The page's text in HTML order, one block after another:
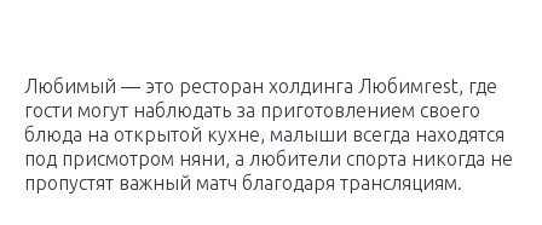
Любимый — это ресторан холдинга Любимrest, где
гости могут наблюдать за приготовлением своего
блюда на открытой кухне, малыши всегда находятся
под присмотром няни, а любители спорта никогда не
пропустят важный матч благодаря трансляциям.